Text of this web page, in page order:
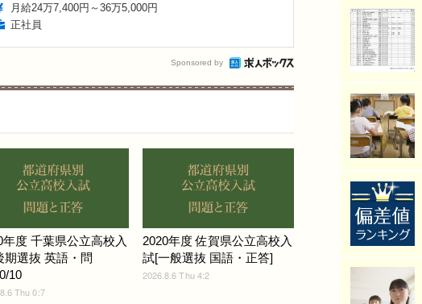
月給24万7,400円～36万5,000円
正社員
Sponsored by
年度 千葉県公立高校入
期選抜 英語・問
10
Thu 0:7
2020年度 佐賀県公立高校入
試[一般選抜 国語・正答]
2026.8.6 Thu 4:2